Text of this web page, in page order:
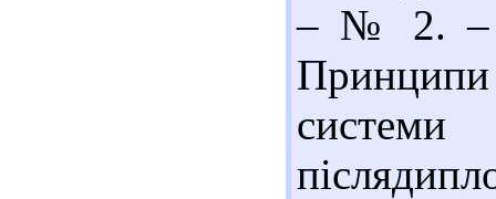
– № 2. –
Принципи